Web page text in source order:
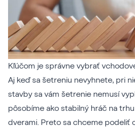
Kľúčom je správne vybrať
Aj keď sa šetreniu nevyhnete, pri
stavby sa vám šetrenie nemusí
pôsobíme ako stabilný hráč na
dverami. Preto sa chceme podeliť